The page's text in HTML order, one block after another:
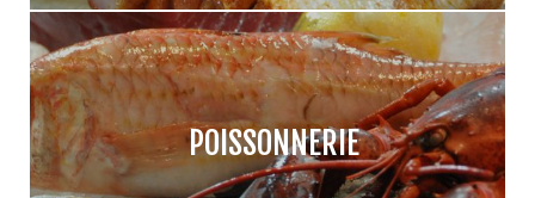
POISSONNERIE